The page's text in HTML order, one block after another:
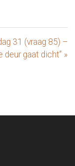
31 (vraag 85) –
deur gaat dicht” »